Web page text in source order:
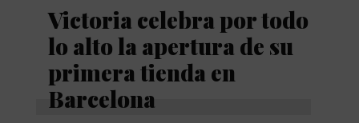
Victoria celebra por todo
lo alto la apertura de su
primera tienda en
Barcelona